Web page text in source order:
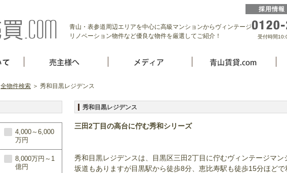
青山・表参道周辺エリアを中心に高級マンションからヴィンテージ、
リノベーション物件など優良な物件を厳選してご紹介！
採用情報
受付時間
全物件検索 ＞ 秀和目黒レジデンス
秀和目黒レジデンス
三田2丁目の高台に佇む秀和シリーズ
秀和目黒レジデンスは、目黒区三田2丁目に佇むヴィンテージマン
坂道もありますが目黒駅から徒歩8分、恵比寿駅も徒歩15分ほど
4,000～6,000
万円
8,000万円～1
億円